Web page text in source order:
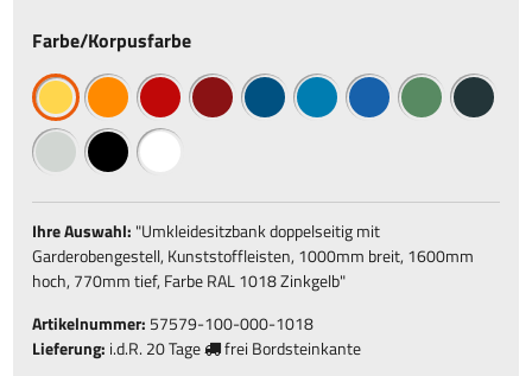
Farbe/Korpusfarbe
Ihre Auswahl: "Umkleidesitzbank doppelseitig mit
Garderobengestell, Kunststoffleisten, 1000mm breit, 1600mm
hoch, 770mm tief, Farbe RAL 1018 Zinkgelb"
Artikelnummer: 57579-100-000-1018
Lieferung: i.d.R. 20 Tage frei Bordsteinkante